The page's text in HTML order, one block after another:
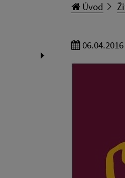
Úvod
06.04.2016